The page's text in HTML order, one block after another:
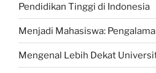
Pendidikan Tinggi di Indonesia
Menjadi Mahasiswa:
Mengenal Lebih Dekat